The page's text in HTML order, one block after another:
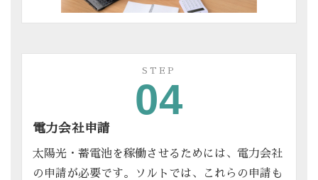
STEP
04
電力会社申請
太陽光・蓄電池を稼働させるためには、電力会社
の申請が必要です。ソルトでは、これらの申請も